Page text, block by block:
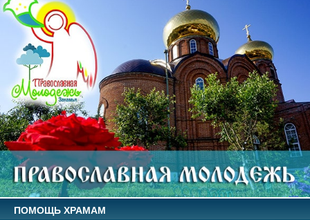
ПОМОЩЬ ХРАМАМ